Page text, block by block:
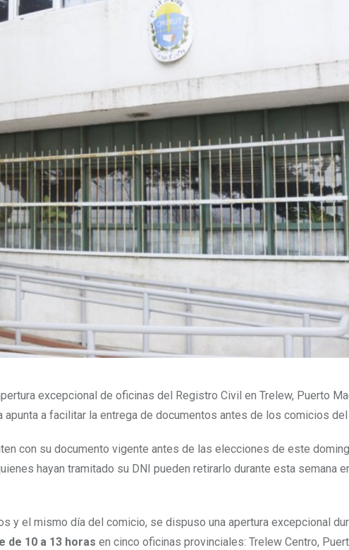
excepcional de oficinas del Registro Civil en Trelew, Puerto
apunta a facilitar la entrega de documentos antes de los comicios
con su documento vigente antes de las elecciones de este
hayan tramitado su DNI pueden retirarlo durante esta semana
y el mismo día del comicio, se dispuso una apertura excepcional
de 10 a 13 horas en cinco oficinas provinciales: Trelew Centro,